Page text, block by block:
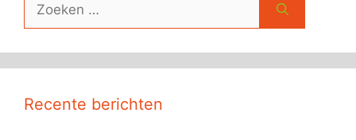
naar:
Recente berichten